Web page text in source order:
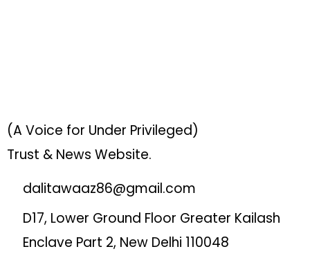
(A Voice for Under Privileged)
Trust & News Website.
dalitawaaz86@gmail.com
D17, Lower Ground Floor Greater Kailash
Enclave Part 2, New Delhi 110048